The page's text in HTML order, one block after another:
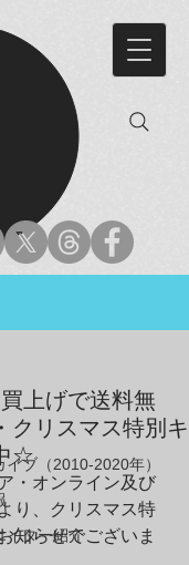
ブ（2010-2020年）
イター紹介
上げで送料無
クリスマス特別キ
☆
・オンライン及び
り、クリスマス特
知らせでございま